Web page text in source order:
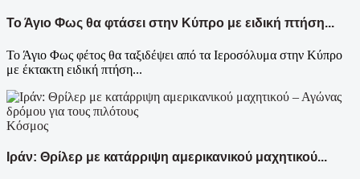
Το Άγιο Φως θα φτάσει στην Κύπρο με ειδική πτήση...
Το Άγιο Φως φέτος θα ταξιδέψει από τα Ιεροσόλυμα στην Κύπρο
με έκτακτη ειδική πτήση...
Κόσμος
Ιράν: Θρίλερ με κατάρριψη αμερικανικού μαχητικού...